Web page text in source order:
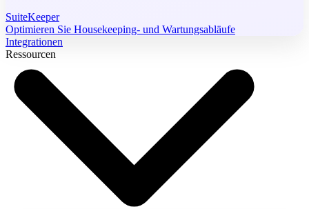
SuiteKeeper
Optimieren Sie Housekeeping- und Wartungsabläufe
Integrationen
Ressourcen